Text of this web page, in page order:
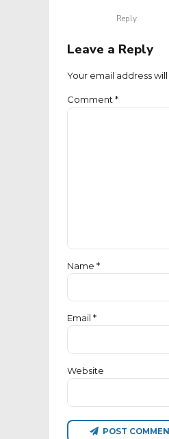
Reply
Leave a Reply
Your email address
Comment *
Name *
Email *
Website
POST